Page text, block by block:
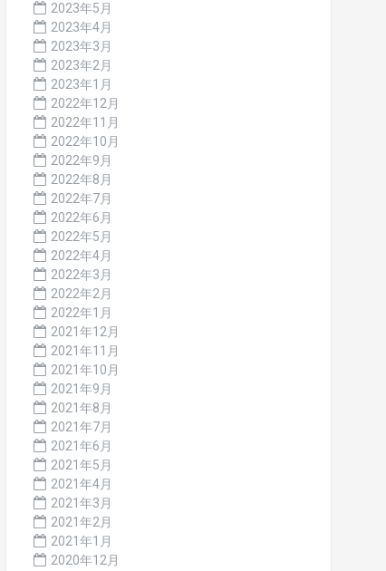
2023年5月
2023年4月
2023年3月
2023年2月
2023年1月
2022年12月
2022年11月
2022年10月
2022年9月
2022年8月
2022年7月
2022年6月
2022年5月
2022年4月
2022年3月
2022年2月
2022年1月
2021年12月
2021年11月
2021年10月
2021年9月
2021年8月
2021年7月
2021年6月
2021年5月
2021年4月
2021年3月
2021年2月
2021年1月
2020年12月